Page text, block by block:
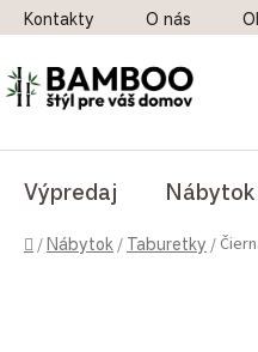
Prejsť na obsah
Kontakty O nás
Výpredaj Nábytok
Domov
/Nábytok / Taburetky /